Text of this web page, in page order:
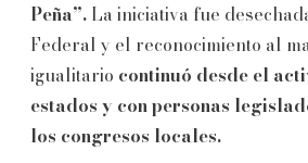
Peña”. La iniciativa fue
Federal y el reconocimiento al
igualitario continuó desde el
estados y con personas
los congresos locales.